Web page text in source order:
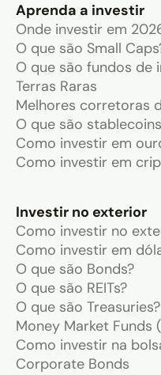
Aprenda a investir
Onde investir em
O que são Small
O que são fundos de
Terras Raras
Melhores corretoras
O que são
Como investir em
Como investir em
Investir no exterior
Como investir no
Como investir em
O que são Bonds?
O que são REITs?
O que são Treasuries?
Money Market Funds
Como investir na
Corporate Bonds